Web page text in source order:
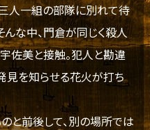
人一組の部隊に別れて待
んな中、門倉が同じく殺人
佐美と接触。犯人と勘違
見を知らせる花火が打ち
前後して、別の場所では